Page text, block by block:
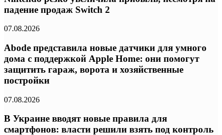
падение продаж Switch 2
07.08.2026
Abode представила новые датчики для умного
дома с поддержкой Apple Home: они помогут
защитить гараж, ворота и хозяйственные
постройки
07.08.2026
В Украине вводят новые правила для
смартфонов: власти решили взять под контроль